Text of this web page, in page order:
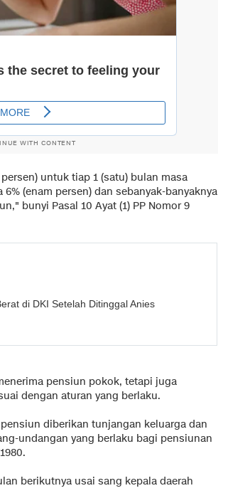
WITH CONTENT
untuk tiap 1 (satu) bulan masa
(enam persen) dan sebanyak-banyaknya
bunyi Pasal 10 Ayat (1) PP Nomor 9
di DKI Setelah Ditinggal Anies
pensiun pokok, tetapi juga
dengan aturan yang berlaku.
diberikan tunjangan keluarga dan
undangan yang berlaku bagi pensiunan
berikutnya usai sang kepala daerah